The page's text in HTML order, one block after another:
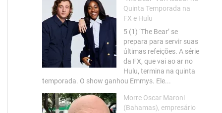
Quinta Temporada na
FX e Hulu
5 (1) ‘The Bear’ se
prepara para servir suas
últimas refeições. A série
da FX, que vai ao ar no
Hulu, termina na quinta
temporada. O show ganhou Emmys. Ele...
Morre Oscar Maroni
(Bahamas), empresário